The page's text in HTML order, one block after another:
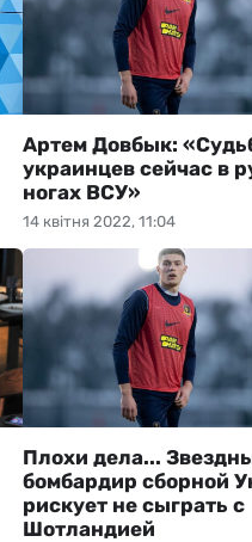
14 квітня 2022, 11:04
Артем Довбык:
украинцев сейчас в
ногах ВСУ»
Плохи дела...
бомбардир сборной
рискует не сыграть с
Шотландией